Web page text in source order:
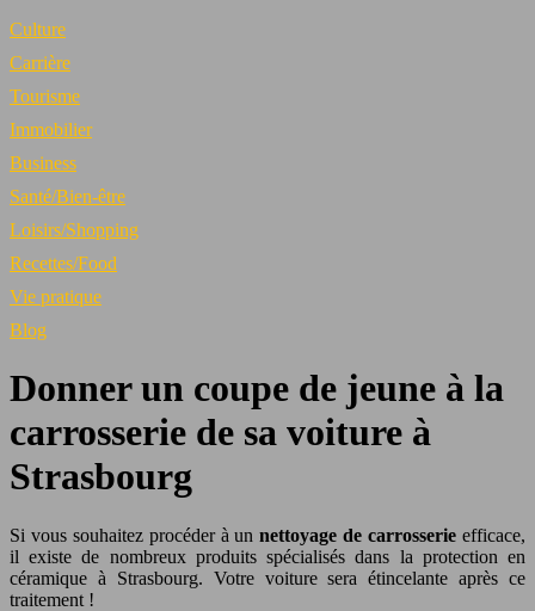
Culture
Carrière
Tourisme
Immobilier
Business
Santé/Bien-être
Loisirs/Shopping
Recettes/Food
Vie pratique
Blog
Donner un coupe de jeune à la
carrosserie de sa voiture à
Strasbourg
Si vous souhaitez procéder à unnettoyage de carrosserie efficace,
il existe de nombreux produits spécialisés dans la protection en
céramique à Strasbourg. Votre voiture sera étincelante après ce
traitement !